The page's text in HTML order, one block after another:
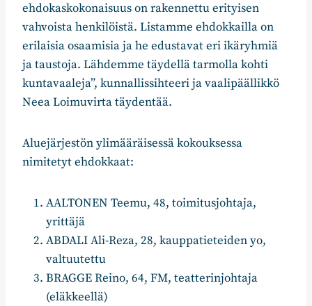
ehdokaskokonaisuus on rakennettu erityisen
vahvoista henkilöistä. Listamme ehdokkailla on
erilaisia osaamisia ja he edustavat eri ikäryhmiä
ja taustoja. Lähdemme täydellä tarmolla kohti
kuntavaaleja”, kunnallissihteeri ja vaalipäällikkö
Neea Loimuvirta täydentää.
Aluejärjestön ylimääräisessä kokouksessa
nimitetyt ehdokkaat:
AALTONEN Teemu, 48, toimitusjohtaja,
yrittäjä
ABDALI Ali-Reza, 28, kauppatieteiden yo,
valtuutettu
BRAGGE Reino, 64, FM, teatterinjohtaja
(eläkkeellä)